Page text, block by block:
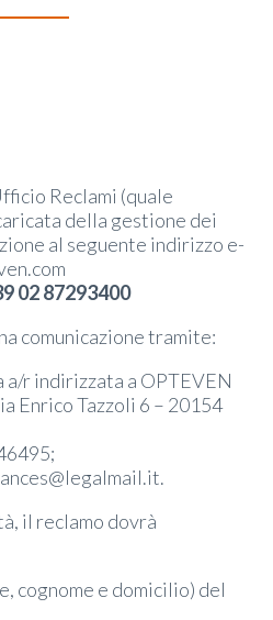
Reclami (quale
della gestione dei
al seguente indirizzo e-
02 87293400
comunicazione tramite:
a/r indirizzata a OPTEVEN
Enrico Tazzoli 6 – 20154
.
il reclamo dovrà
cognome e domicilio) del